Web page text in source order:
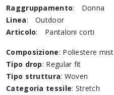
Raggruppamento:
Donna
Linea:
Outdoor
Articolo: Pantaloni corti
Composizione: Poliestere mist
Tipo drop: Regular fit
Tipo struttura: Woven
Categoria tessile: Stretch